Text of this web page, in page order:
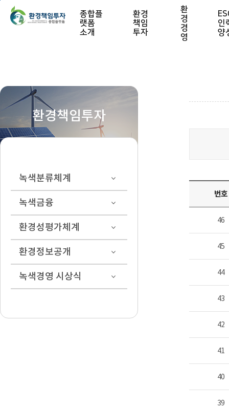
본문 바로가기
종합플
랫폼
소개
환경
책임
투자
환
경
경
영
인
양
환경책임투자
녹색분류체계
녹색금융
환경성평가체계
환경정보공개
녹색경영 시상식
번호
46
45
44
43
42
41
40
39